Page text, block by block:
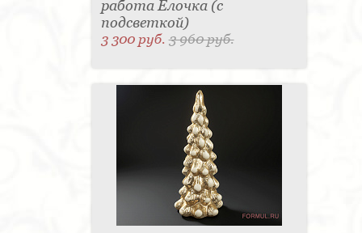
работа Елочка (с
подсветкой)
3 300 руб.3 960 руб.